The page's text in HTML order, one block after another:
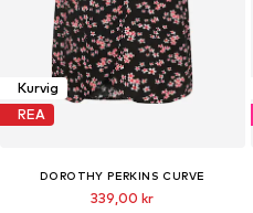
Kurvig
REA
DOROTHY PERKINS CURVE
339,00 kr